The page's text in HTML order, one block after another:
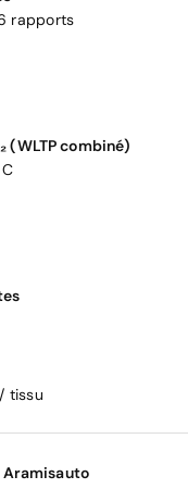
rapports
(WLTP combiné)
tissu